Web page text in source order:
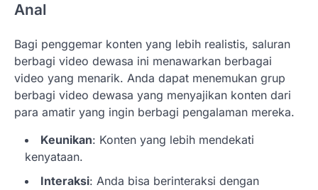
Anal
Bagi penggemar konten yang lebih realistis, saluran
berbagi video dewasa ini menawarkan berbagai
video yang menarik. Anda dapat menemukan grup
berbagi video dewasa yang menyajikan konten dari
para amatir yang ingin berbagi pengalaman mereka.
Keunikan: Konten yang lebih mendekati
kenyataan.
Interaksi: Anda bisa berinteraksi dengan